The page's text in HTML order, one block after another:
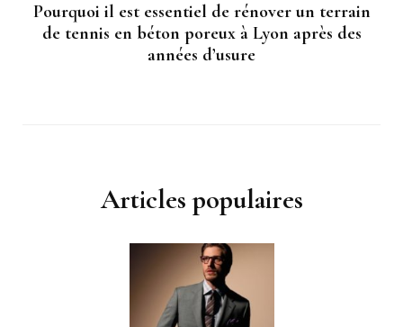
Pourquoi il est essentiel de rénover un terrain
de tennis en béton poreux à Lyon après des
années d’usure
Articles populaires